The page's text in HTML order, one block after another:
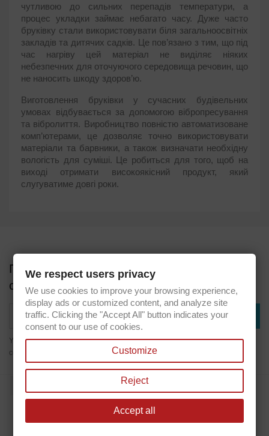
чутливою до сильних перепадів температури, а
процес укладки займає небагато часу. Дуже часто
бруківку стали використовувати біля загальноосвітніх
закладів та дитячих садків. Це пов’язано з тим, що під
час нагріву цей матеріал не виділяє ніяких
небезпечних для оточуючого середовища речовин, що
не наносить шкоду здоров’ю.
Виготовлення бруківки у сучасних будівельних
умовах відбувається за допомогою вібропресування
та вібролиття. Виробництво повністю автоматизоване
комп’ютерами, це дозволяє точно використовувати
матеріали та барвники, а також визначати необхідну
вологість для суміші. Це робиться для того, щоб на
виході отримати високоякісний продукт, який
слугуватиме довгі роки.
Получите наши последние новости и
специальные предложения
You may unsubscribe at any moment. For that purpose, please find our
contact info in the legal notice.
We respect users privacy
We use cookies to improve your browsing experience,
display ads or customized content, and analyze site
traffic. Clicking the "Accept All" button indicates your
consent to our use of cookies.
Customize
Reject
Accept all